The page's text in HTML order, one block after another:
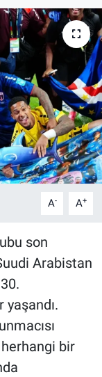
A- A+
son
Arabistan
bir